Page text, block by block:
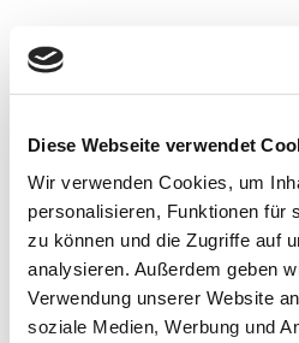
Diese Webseite verwendet
Wir verwenden Cookies, um
personalisieren, Funktionen für
zu können und die Zugriffe auf
analysieren. Außerdem geben
Verwendung unserer Website
soziale Medien, Werbung und
Dieser Kongress